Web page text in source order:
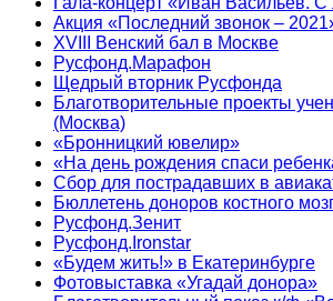
Акция «Последний звонок –
XVIII Венский бал в Москве
Русфонд.Марафон
Щедрый вторник Русфонда
Благотворительные проекты
(Москва)
«Бронницкий ювелир»
«На день рождения спаси
Сбор для пострадавших в
Бюллетень доноров костного
Русфонд.Зенит
Русфонд.Ironstar
«Будем жить!» в Екатеринбурге
Фотовыставка «Угадай донора»